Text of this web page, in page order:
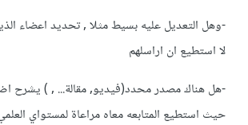
-وهل التعديل عليه بسيط مثلا , تحديد اعضاء
لا استطيع ان اراسلهم
-هل هناك مصدر محدد(فيديو, مقالة... , ) يشرح
حيث استطيع المتابعه معاه مراعاة لمستواي